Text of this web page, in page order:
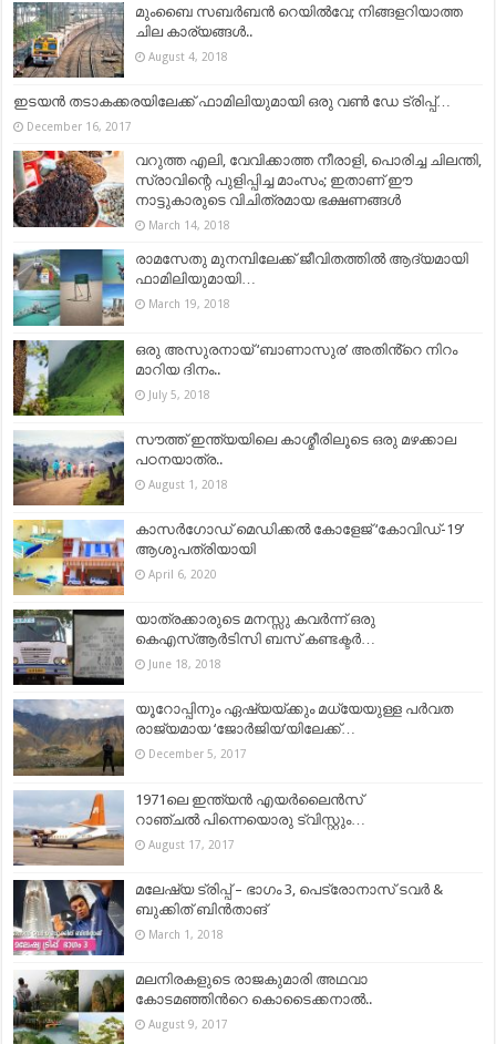
മുംബൈ സബർബൻ റെയിൽവേ; നിങ്ങളറിയാത്ത
ചില കാര്യങ്ങൾ..
August 4, 2018
ഇടയന്‍ തടാകക്കരയിലേക്ക് ഫാമിലിയുമായി ഒരു വണ്‍ ഡേ ട്രിപ്പ്…
December 16, 2017
വറുത്ത എലി, വേവിക്കാത്ത നീരാളി, പൊരിച്ച ചിലന്തി,
സ്രാവിന്റെ പുളിപ്പിച്ച മാംസം; ഇതാണ് ഈ
നാട്ടുകാരുടെ വിചിത്രമായ ഭക്ഷണങ്ങള്‍
March 14, 2018
രാമസേതു മുനമ്പിലേക്ക് ജീവിതത്തിൽ ആദ്യമായി
ഫാമിലിയുമായി…
March 19, 2018
ഒരു അസുരനായ് ‘ബാണാസുര’ അതിൻ്റെ നിറം
മാറിയ ദിനം..
July 5, 2018
സൗത്ത് ഇന്ത്യയിലെ കാശ്മീരിലൂടെ ഒരു മഴക്കാല
പഠനയാത്ര..
August 1, 2018
കാസർഗോഡ് മെഡിക്കൽ കോളേജ് ‘കോവിഡ്-19’
ആശുപത്രിയായി
April 6, 2020
യാത്രക്കാരുടെ മനസ്സു കവർന്ന് ഒരു
കെഎസ്ആർടിസി ബസ് കണ്ടക്ടർ…
June 18, 2018
യൂറോപ്പിനും ഏഷ്യയ്ക്കും മധ്യേയുള്ള പർവത
രാജ്യമായ ‘ജോർജിയ’യിലേക്ക്…
December 5, 2017
1971ലെ ഇന്ത്യന്‍ എയര്‍ലൈന്‍സ്‌
റാഞ്ചല്‍ പിന്നെയൊരു ട്വിസ്റ്റും…
August 17, 2017
മലേഷ്യ ട്രിപ്പ് – ഭാഗം 3, പെട്രോനാസ് ടവർ &
ബുക്കിത് ബിൻതാങ്
March 1, 2018
മലനിരകളുടെ രാജകുമാരി അഥവാ
കോടമഞ്ഞിന്‍റെ കൊടൈക്കനാല്‍..
August 9, 2017